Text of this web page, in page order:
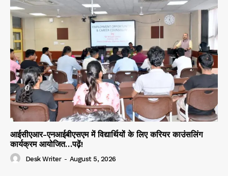
आईसीएआर-एनआईबीएसएम में विद्यार्थियों के लिए करियर काउंसलिंग
कार्यक्रम आयोजित…पढ़ें!
Desk Writer - August 5, 2026